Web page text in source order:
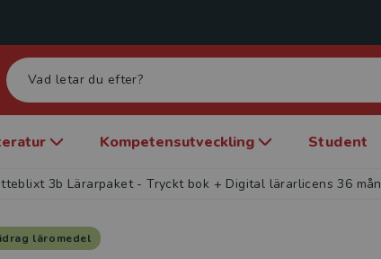
Kompetensutveckling Student
3b Lärarpaket - Tryckt bok + Digital lärarlicens 36 mån
läromedel